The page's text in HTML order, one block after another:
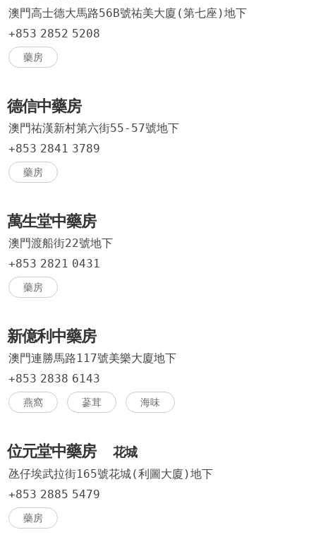
澳門高士德大馬路56B號祐美大廈(第七座)地下
+853 2852 5208
藥房
德信中藥房
澳門祐漢新村第六街55-57號地下
+853 2841 3789
藥房
萬生堂中藥房
澳門渡船街22號地下
+853 2821 0431
藥房
新億利中藥房
澳門連勝馬路117號美樂大廈地下
+853 2838 6143
燕窩 蔘茸 海味
位元堂中藥房 花城
氹仔埃武拉街165號花城(利圖大廈)地下
+853 2885 5479
藥房